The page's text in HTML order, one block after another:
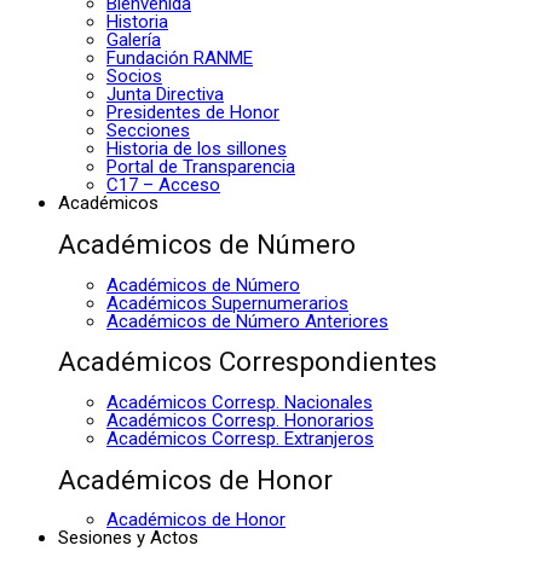
Historia
Galería
Fundación RANME
Socios
Junta Directiva
Presidentes de Honor
Secciones
Historia de los sillones
Portal de Transparencia
C17 – Acceso
Académicos
Académicos de Número
Académicos de Número
Académicos Supernumerarios
Académicos de Número Anteriores
Académicos Correspondientes
Académicos Corresp. Nacionales
Académicos Corresp. Honorarios
Académicos Corresp. Extranjeros
Académicos de Honor
Académicos de Honor
Sesiones y Actos